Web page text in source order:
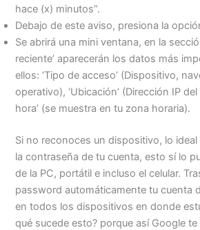
hace (x) minutos”.
Debajo de este aviso, presiona la opción
Se abrirá una mini ventana, en la
reciente’ aparecerán los datos más
ellos: ‘Tipo de acceso’ (Dispositivo,
operativo), ‘Ubicación’ (Dirección IP
hora’ (se muestra en tu zona horaria).
Si no reconoces un dispositivo, lo ideal
la contraseña de tu cuenta, esto sí lo
de la PC, portátil e incluso el celular.
password automáticamente tu cuenta
en todos los dispositivos en donde
qué sucede esto? porque así Google